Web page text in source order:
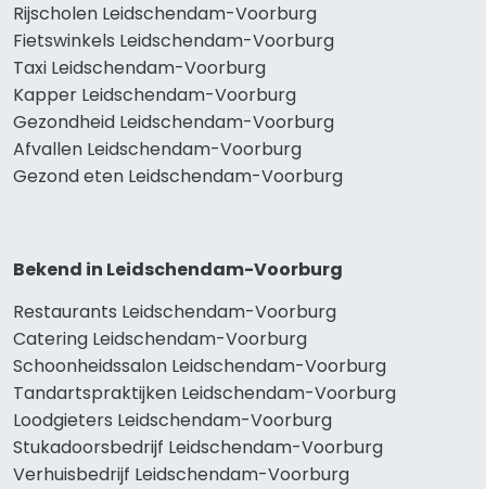
Rijscholen Leidschendam-Voorburg
Fietswinkels Leidschendam-Voorburg
Taxi Leidschendam-Voorburg
Kapper Leidschendam-Voorburg
Gezondheid Leidschendam-Voorburg
Afvallen Leidschendam-Voorburg
Gezond eten Leidschendam-Voorburg
Bekend in Leidschendam-Voorburg
Restaurants Leidschendam-Voorburg
Catering Leidschendam-Voorburg
Schoonheidssalon Leidschendam-Voorburg
Tandartspraktijken Leidschendam-Voorburg
Loodgieters Leidschendam-Voorburg
Stukadoorsbedrijf Leidschendam-Voorburg
Verhuisbedrijf Leidschendam-Voorburg